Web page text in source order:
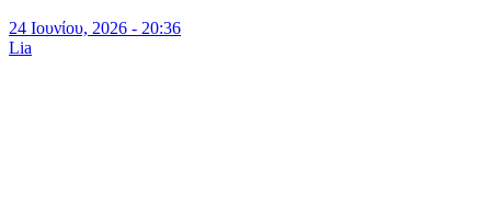
24 Ιουνίου, 2026 - 20:36
Lia